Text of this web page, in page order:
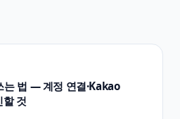
는 법 — 계정 연결·Kakao
할 것